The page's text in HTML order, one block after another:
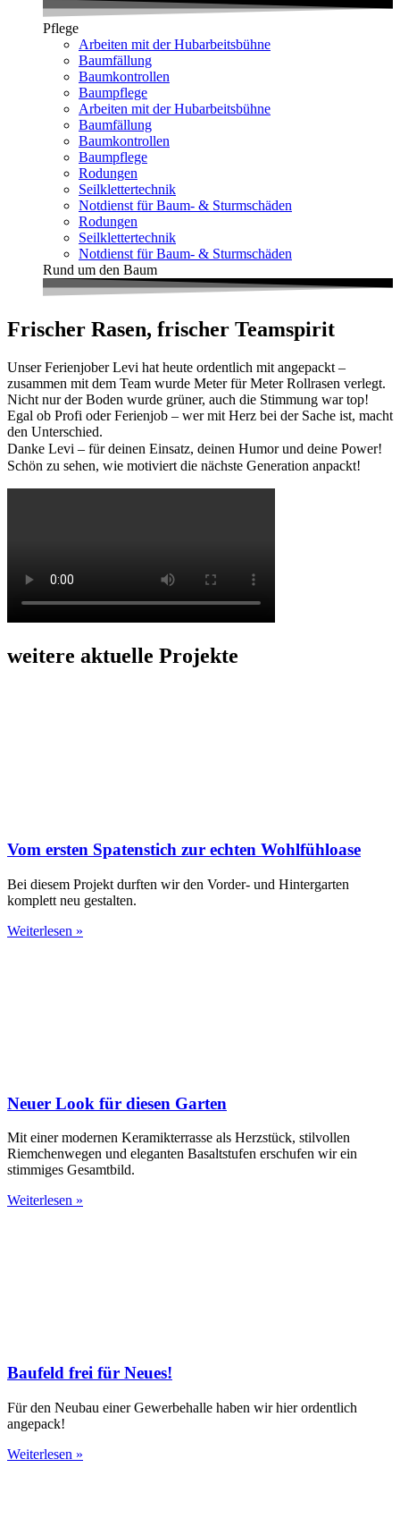
Pflege
Arbeiten mit der Hubarbeitsbühne
Baumfällung
Baumkontrollen
Baumpflege
Arbeiten mit der Hubarbeitsbühne
Baumfällung
Baumkontrollen
Baumpflege
Rodungen
Seilklettertechnik
Notdienst für Baum- & Sturmschäden
Rodungen
Seilklettertechnik
Notdienst für Baum- & Sturmschäden
Rund um den Baum
Frischer Rasen, frischer Teamspirit
Unser Ferienjober Levi hat heute ordentlich mit angepackt –
zusammen mit dem Team wurde Meter für Meter Rollrasen verlegt.
Nicht nur der Boden wurde grüner, auch die Stimmung war top!
Egal ob Profi oder Ferienjob – wer mit Herz bei der Sache ist, macht
den Unterschied.
Danke Levi – für deinen Einsatz, deinen Humor und deine Power!⠀
Schön zu sehen, wie motiviert die nächste Generation anpackt!⠀
weitere aktuelle Projekte
Vom ersten Spatenstich zur echten Wohlfühloase
Bei diesem Projekt durften wir den Vorder- und Hintergarten
komplett neu gestalten.
Weiterlesen »
Neuer Look für diesen Garten
Mit einer modernen Keramikterrasse als Herzstück, stilvollen
Riemchenwegen und eleganten Basaltstufen erschufen wir ein
stimmiges Gesamtbild.
Weiterlesen »
Baufeld frei für Neues!
Für den Neubau einer Gewerbehalle haben wir hier ordentlich
angepack!
Weiterlesen »